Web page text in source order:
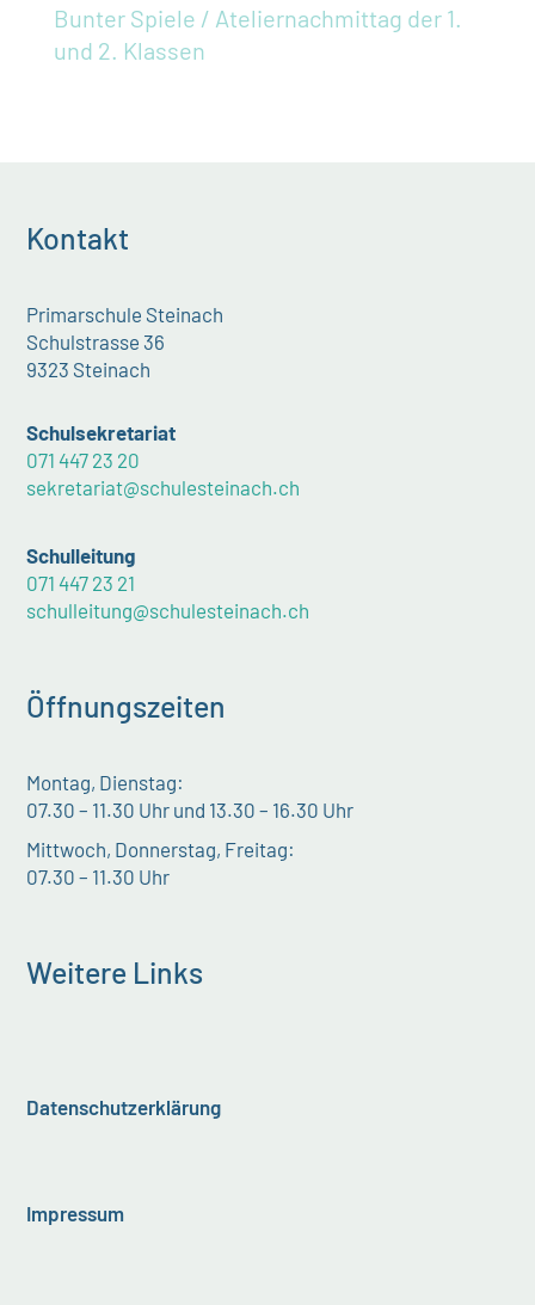
Bunter Spiele / Ateliernachmittag der 1.
und 2. Klassen
Kontakt
Primarschule Steinach
Schulstrasse 36
9323 Steinach
Schulsekretariat
071 447 23 20
sekretariat@schulesteinach.ch
Schulleitung
071 447 23 21
schulleitung@schulesteinach.ch
Öffnungszeiten
Montag, Dienstag:
07.30 – 11.30 Uhr und 13.30 – 16.30 Uhr
Mittwoch, Donnerstag, Freitag:
07.30 – 11.30 Uhr
Weitere Links
Datenschutzerklärung
Impressum